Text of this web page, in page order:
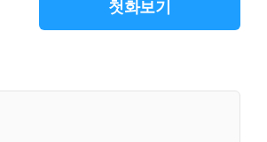
첫화보기